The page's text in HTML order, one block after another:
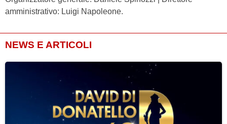
amministrativo: Luigi Napoleone.
NEWS E ARTICOLI